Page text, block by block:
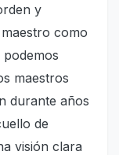
y
como
maestros
durante años
de
visión clara